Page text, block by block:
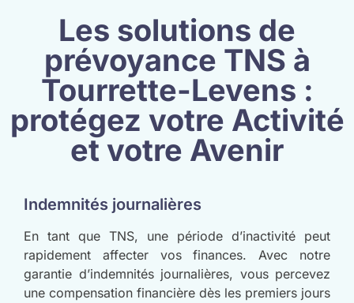
Les solutions de
prévoyance TNS à
Tourrette-Levens :
protégez votre Activité
et votre Avenir
Indemnités journalières
En tant que TNS, une période d’inactivité peut
rapidement affecter vos finances. Avec notre
garantie d’indemnités journalières, vous percevez
une compensation financière dès les premiers jours